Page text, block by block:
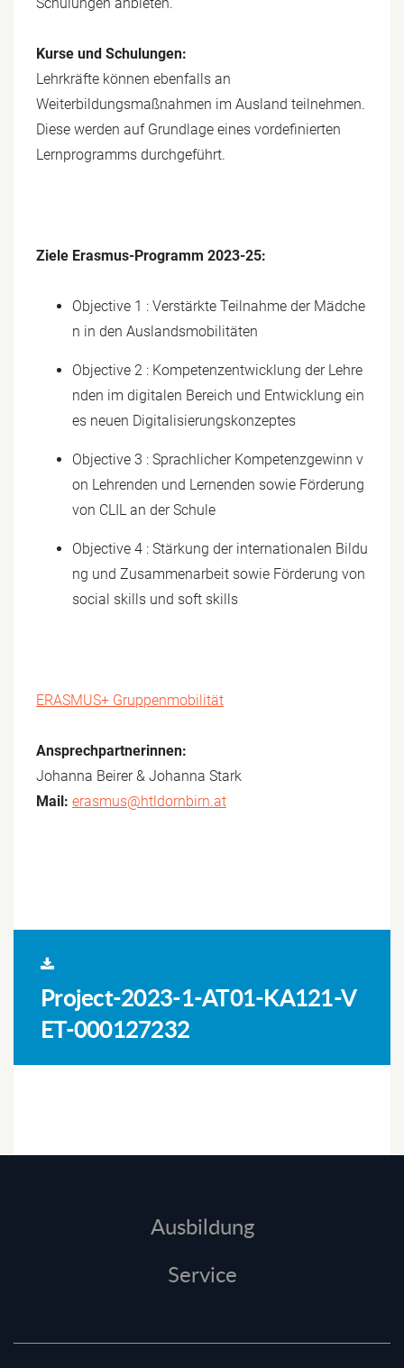
Kurse und Schulungen:
Lehrkräfte können ebenfalls an
Weiterbildungsmaßnahmen im Ausland teilnehmen.
Diese werden auf Grundlage eines vordefinierten
Lernprogramms durchgeführt.
Ziele Erasmus-Programm 2023-25:
Objective 1 : Verstärkte Teilnahme der Mädche
n in den Auslandsmobilitäten
Objective 2 : Kompetenzentwicklung der Lehre
nden im digitalen Bereich und Entwicklung ein
es neuen Digitalisierungskonzeptes
Objective 3 : Sprachlicher Kompetenzgewinn v
on Lehrenden und Lernenden sowie Förderung
von CLIL an der Schule
Objective 4 : Stärkung der internationalen Bildu
ng und Zusammenarbeit sowie Förderung von
social skills und soft skills
ERASMUS+ Gruppenmobilität
Ansprechpartnerinnen:
Johanna Beirer & Johanna Stark
Mail: erasmus@htldornbirn.at
Project-2023-1-AT01-KA121-V
ET-000127232
Ausbildung
Service